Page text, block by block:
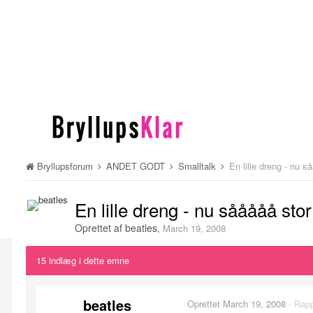
Bryllupsforum ANDET GODT Smalltalk En lille dreng - nu
En lille dreng - nu sååååå stor
Oprettet af beatles, March 19, 2008
15 indlæg i dette emne
beatles Oprettet March 19, 2008 ·